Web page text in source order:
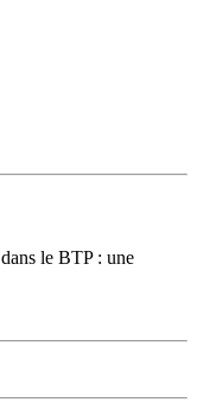
le BTP : une